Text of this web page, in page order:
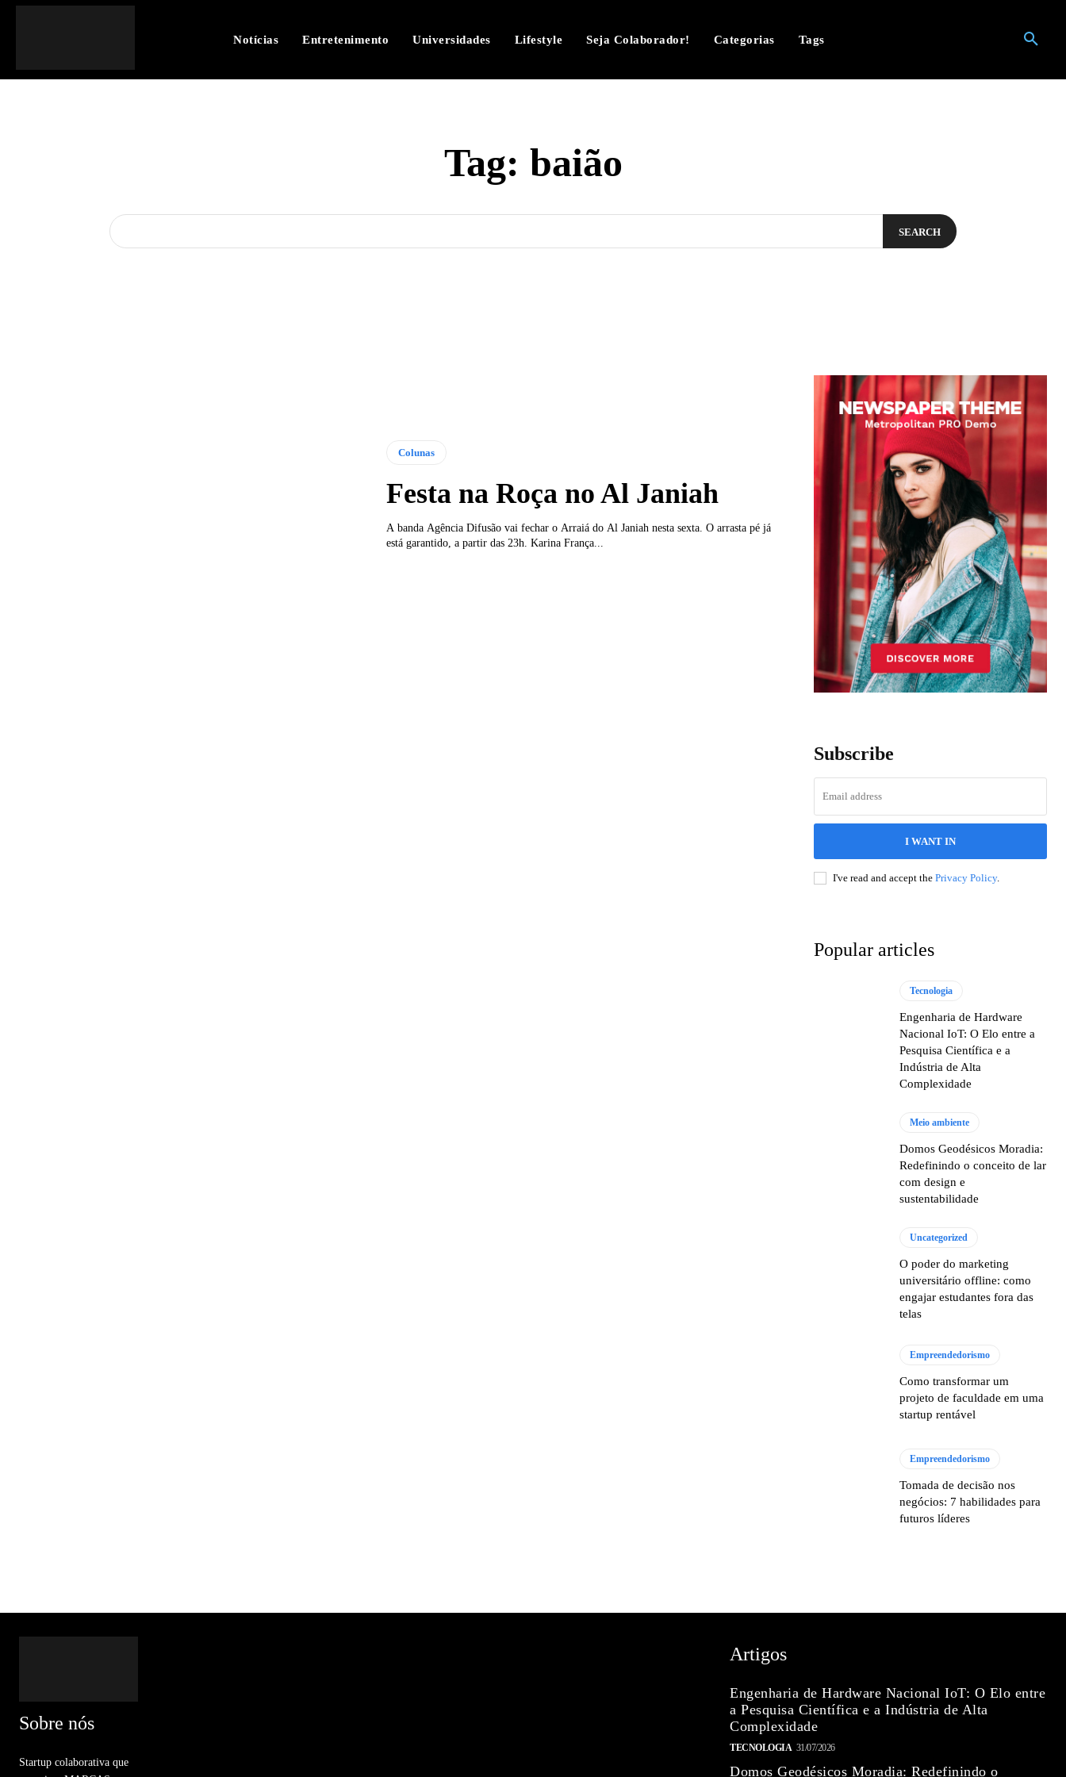
Notícias Entretenimento Universidades Lifestyle Seja Colaborador! Categorias Tags
Tag: baião
SEARCH
Colunas
Festa na Roça no Al Janiah
A banda Agência Difusão vai fechar o Arraiá do Al Janiah nesta sexta. O arrasta pé já
está garantido, a partir das 23h. Karina França...
Subscribe
I WANT IN
I've read and accept the Privacy Policy.
Popular articles
Tecnologia
Engenharia de Hardware
Nacional IoT: O Elo entre a
Pesquisa Científica e a
Indústria de Alta
Complexidade
Meio ambiente
Domos Geodésicos Moradia:
Redefinindo o conceito de lar
com design e
sustentabilidade
Uncategorized
O poder do marketing
universitário offline: como
engajar estudantes fora das
telas
Empreendedorismo
Como transformar um
projeto de faculdade em uma
startup rentável
Empreendedorismo
Tomada de decisão nos
negócios: 7 habilidades para
futuros líderes
Sobre nós
Startup colaborativa que
Artigos
Engenharia de Hardware Nacional IoT: O Elo entre
a Pesquisa Científica e a Indústria de Alta
Complexidade
TECNOLOGIA 31/07/2026
Domos Geodésicos Moradia: Redefinindo o